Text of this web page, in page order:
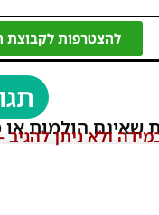
להצטרפות לקבוצת
שאינם הולמות
ולא ניתן